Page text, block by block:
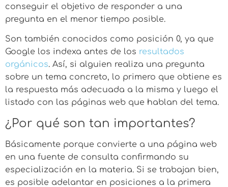
conseguir el objetivo de responder a una
pregunta en el menor tiempo posible.
Son también conocidos como posición 0, ya que
Google los indexa antes de los resultados
orgánicos. Así, si alguien realiza una pregunta
sobre un tema concreto, lo primero que obtiene es
la respuesta más adecuada a la misma y luego el
listado con las páginas web que hablan del tema.
¿Por qué son tan importantes?
Básicamente porque convierte a una página web
en una fuente de consulta confirmando su
especialización en la materia. Si se trabajan bien,
es posible adelantar en posiciones a la primera